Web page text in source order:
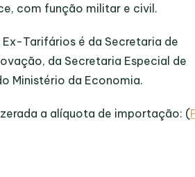
com função militar e civil.
Tarifários é da Secretaria de
da Secretaria Especial de
Ministério da Economia.
a alíquota de importação: (